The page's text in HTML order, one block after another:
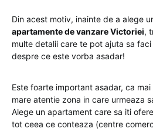
Din acest motiv, inainte de a alege
apartamente de vanzare Victoriei,
multe detalii care te pot ajuta sa
despre ce este vorba asadar!
Este foarte important asadar, ca
mare atentie zona in care urmeaza
Alege un apartament care sa iti
tot ceea ce conteaza (centre